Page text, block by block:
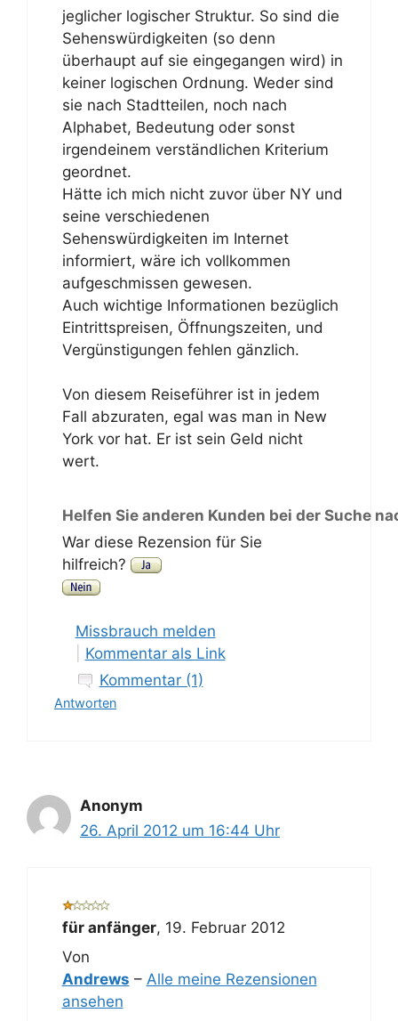
jeglicher logischer Struktur. So sind die
Sehenswürdigkeiten (so denn
überhaupt auf sie eingegangen wird) in
keiner logischen Ordnung. Weder sind
sie nach Stadtteilen, noch nach
Alphabet, Bedeutung oder sonst
irgendeinem verständlichen Kriterium
geordnet.
Hätte ich mich nicht zuvor über NY und
seine verschiedenen
Sehenswürdigkeiten im Internet
informiert, wäre ich vollkommen
aufgeschmissen gewesen.
Auch wichtige Informationen bezüglich
Eintrittspreisen, Öffnungszeiten, und
Vergünstigungen fehlen gänzlich.
Von diesem Reiseführer ist in jedem
Fall abzuraten, egal was man in New
York vor hat. Er ist sein Geld nicht
wert.
Helfen Sie anderen Kunden bei der Suche
War diese Rezension für Sie
hilfreich?
Missbrauch melden
Kommentar als Link
Kommentar (1)
Antworten
Anonym
26. April 2012 um 16:44 Uhr
für anfänger, 19. Februar 2012
Von
Andrews – Alle meine Rezensionen
ansehen